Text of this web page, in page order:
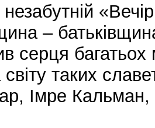
–
серця багатьох
таких
Імре